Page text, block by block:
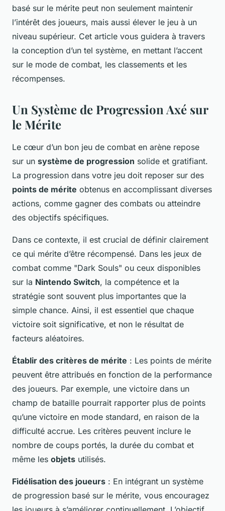
basé sur le mérite peut non seulement maintenir
l’intérêt des joueurs, mais aussi élever le jeu à un
niveau supérieur. Cet article vous guidera à travers
la conception d’un tel système, en mettant l’accent
sur le mode de combat, les classements et les
récompenses.
Un Système de Progression Axé sur
le Mérite
Le cœur d’un bon jeu de combat en arène repose
sur un système de progression solide et gratifiant.
La progression dans votre jeu doit reposer sur des
points de mérite obtenus en accomplissant diverses
actions, comme gagner des combats ou atteindre
des objectifs spécifiques.
Dans ce contexte, il est crucial de définir clairement
ce qui mérite d’être récompensé. Dans les jeux de
combat comme "Dark Souls" ou ceux disponibles
sur la Nintendo Switch, la compétence et la
stratégie sont souvent plus importantes que la
simple chance. Ainsi, il est essentiel que chaque
victoire soit significative, et non le résultat de
facteurs aléatoires.
Établir des critères de mérite : Les points de mérite
peuvent être attribués en fonction de la performance
des joueurs. Par exemple, une victoire dans un
champ de bataille pourrait rapporter plus de points
qu’une victoire en mode standard, en raison de la
difficulté accrue. Les critères peuvent inclure le
nombre de coups portés, la durée du combat et
même les objets utilisés.
Fidélisation des joueurs : En intégrant un système
de progression basé sur le mérite, vous encouragez